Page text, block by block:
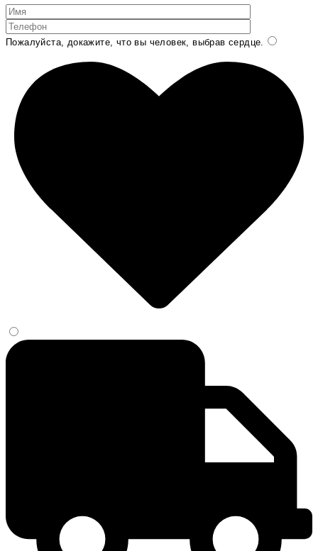
Пожалуйста, докажите, что вы человек, выбрав сердце